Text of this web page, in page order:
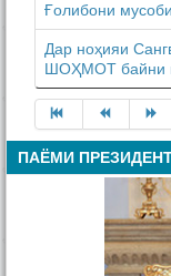
Ғолибони
Дар ноҳияи
ШОҲМОТ байни
ПАЁМИ